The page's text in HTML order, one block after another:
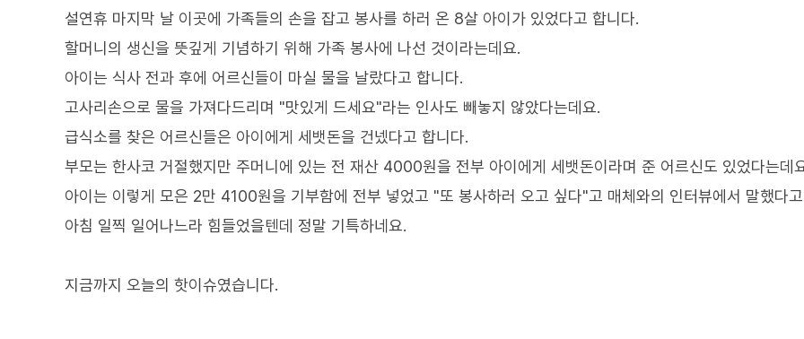
설연휴 마지막 날 이곳에 가족들의 손을 잡고 봉사를 하러 온 8살 아이가 있었다고 합니다.
할머니의 생신을 뜻깊게 기념하기 위해 가족 봉사에 나선 것이라는데요.
아이는 식사 전과 후에 어르신들이 마실 물을 날랐다고 합니다.
고사리손으로 물을 가져다드리며 "맛있게 드세요"라는 인사도 빼놓지 않았다는데요.
급식소를 찾은 어르신들은 아이에게 세뱃돈을 건넸다고 합니다.
부모는 한사코 거절했지만 주머니에 있는 전 재산 4000원을 전부 아이에게 세뱃돈이라며 준 어르신도 있었다는데
아이는 이렇게 모은 2만 4100원을 기부함에 전부 넣었고 "또 봉사하러 오고 싶다"고 매체와의 인터뷰에서 말했다
아침 일찍 일어나느라 힘들었을텐데 정말 기특하네요.
지금까지 오늘의 핫이슈였습니다.